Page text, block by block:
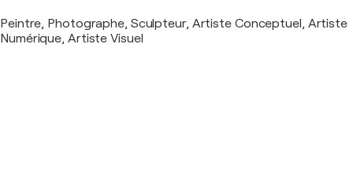
Peintre, Photographe, Sculpteur, Artiste Conceptuel, Artiste
Numérique, Artiste Visuel